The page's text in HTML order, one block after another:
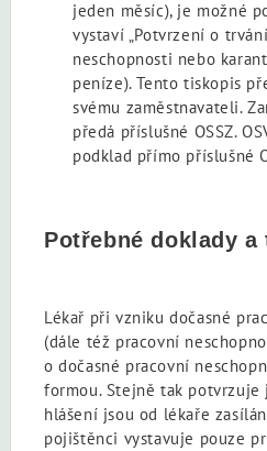
jeden měsíc), je možné
vystaví „Potvrzení o
neschopnosti nebo
peníze). Tento tiskopis
svému zaměstnavateli.
předá příslušné OSSZ.
podklad přímo příslušné
Potřebné doklady
Lékař při vzniku dočasné
(dále též pracovní
o dočasné pracovní
formou. Stejně tak
hlášení jsou od lékaře
pojištěnci vystavuje pouze